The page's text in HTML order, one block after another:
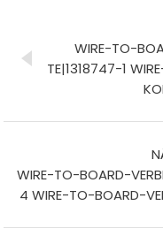
WIRE-TO-
TE|1318747-1
WIRE-TO-BOARD-
4 WIRE-TO-BOARD-